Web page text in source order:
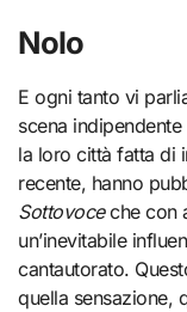
Nolo
E ogni tanto vi
scena
la loro città fatta di
recente, hanno
Sottovoceche con
un’inevitabile
cantautorato.
quella sensazione,